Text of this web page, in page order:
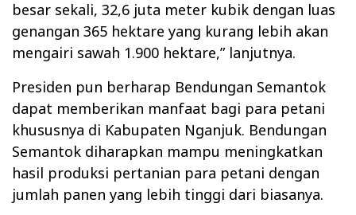
besar sekali, 32,6 juta meter kubik dengan luas
genangan 365 hektare yang kurang lebih akan
mengairi sawah 1.900 hektare,” lanjutnya.
Presiden pun berharap Bendungan Semantok
dapat memberikan manfaat bagi para petani
khususnya di Kabupaten Nganjuk. Bendungan
Semantok diharapkan mampu meningkatkan
hasil produksi pertanian para petani dengan
jumlah panen yang lebih tinggi dari biasanya.